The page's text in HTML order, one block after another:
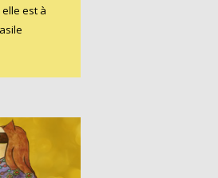
est à